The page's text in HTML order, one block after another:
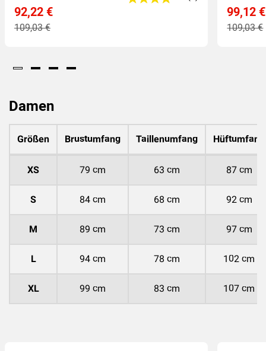
(4)
92,22 €
109,03 €
99,12 €
109,03 €
Damen
Größen Brustumfang Taillenumfang Hüftumfang
XS 79 cm 63 cm 87 cm
S 84 cm 68 cm 92 cm
M 89 cm 73 cm 97 cm
L 94 cm 78 cm 102 cm
XL 99 cm 83 cm 107 cm